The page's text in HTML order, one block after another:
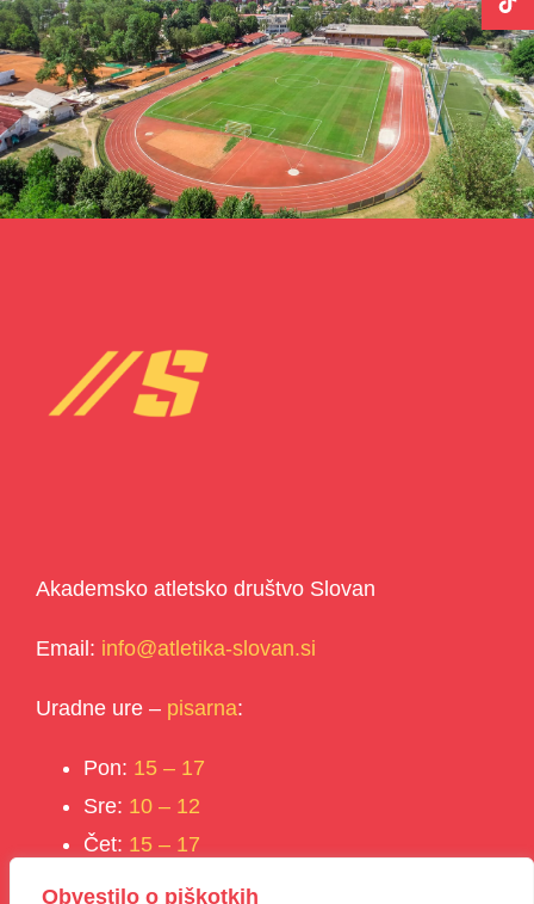
Obvestilo o piškotkih
Akademsko atletsko društvo Slovan
Email: info@atletika-slovan.si
Uradne ure – pisarna:
Pon: 15 – 17
Sre: 10 – 12
Čet: 15 – 17